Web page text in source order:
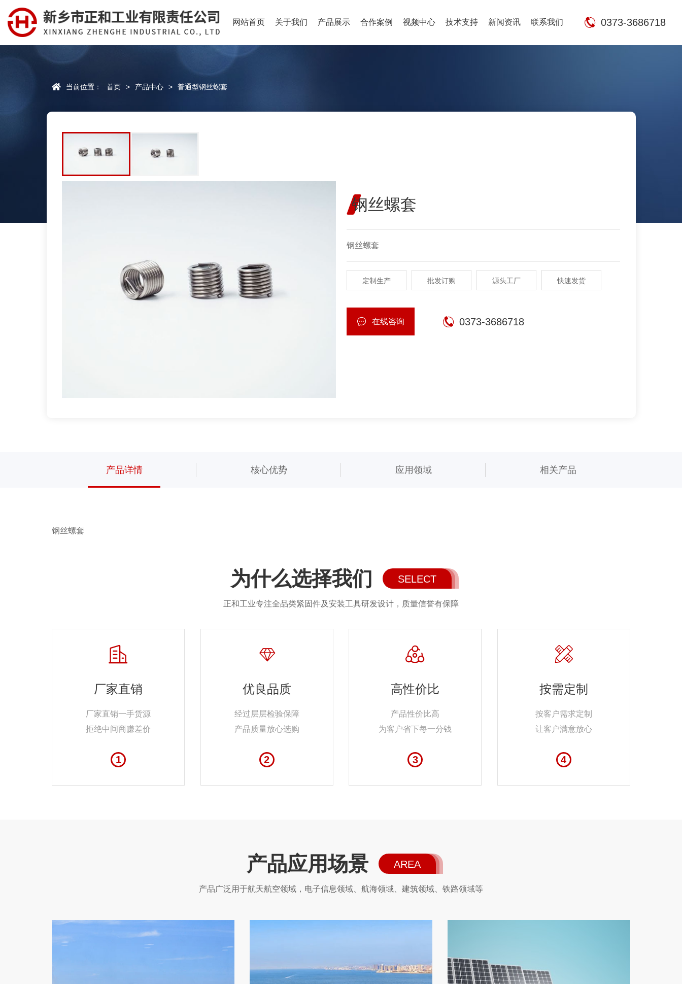
网站首页 关于我们 产品展示 合作案例 视频中心 技术支持 新闻资讯 联系我们 0373-3686718
当前位置： 首页 > 产品中心 > 普通型钢丝螺套
钢丝螺套
钢丝螺套
定制生产 批发订购 源头工厂 快速发货
在线咨询 0373-3686718
产品详情 核心优势 应用领域 相关产品
钢丝螺套
为什么选择我们 SELECT
正和工业专注全品类紧固件及安装工具研发设计，质量信誉有保障
厂家直销
厂家直销一手货源
拒绝中间商赚差价
1
优良品质
经过层层检验保障
产品质量放心选购
2
高性价比
产品性价比高
为客户省下每一分钱
3
按需定制
按客户需求定制
让客户满意放心
4
产品应用场景 AREA
产品广泛用于航天航空领域，电子信息领域、航海领域、建筑领域、铁路领域等